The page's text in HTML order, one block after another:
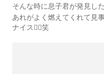
そんな時に息子君が発見し
あれがよく燃えてくれて見
ナイス👍🏻笑